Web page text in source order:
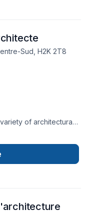
concrétiser votre
Sud, H2K 2T8
of architectural